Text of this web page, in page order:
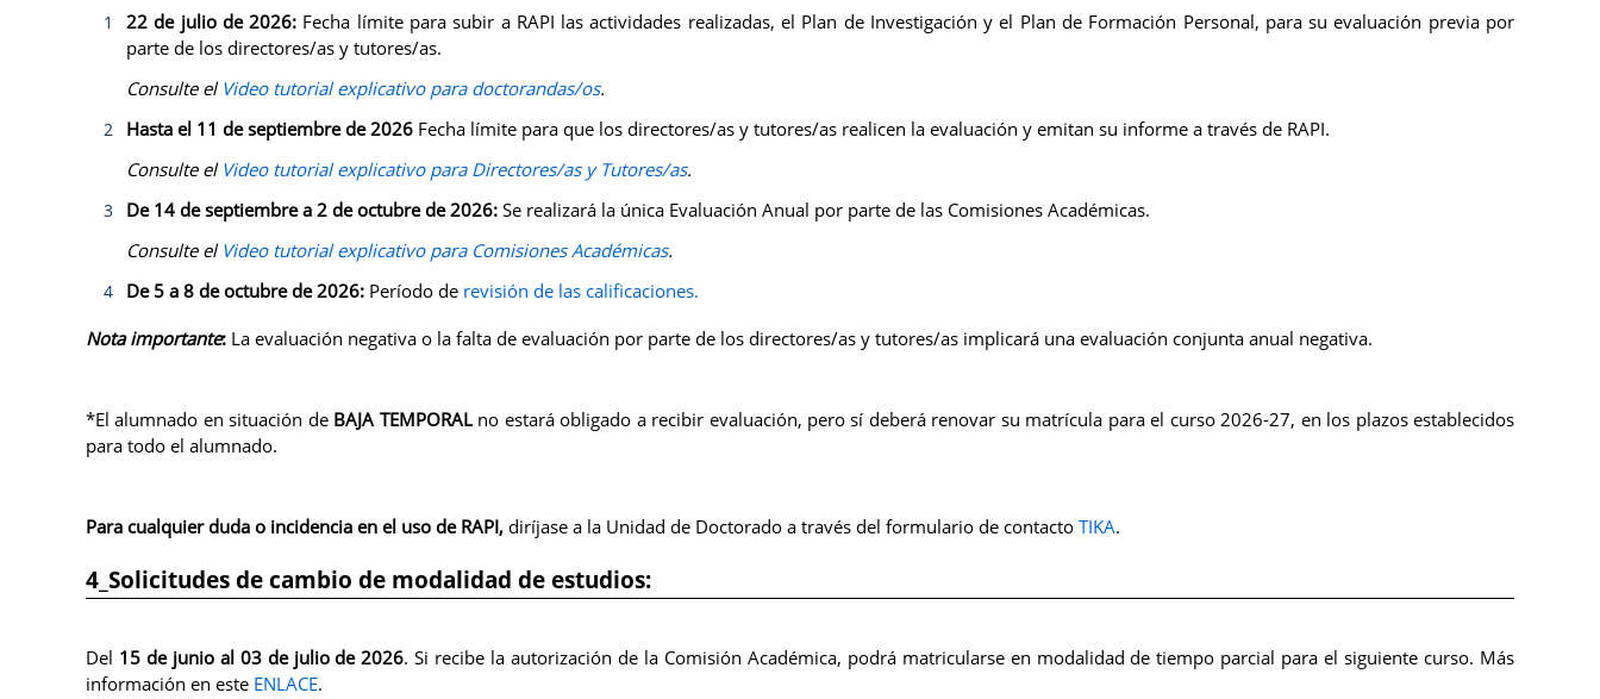
22 de julio de 2026: Fecha límite para subir a RAPI las actividades realizadas, el Plan de Investigación y el Plan de Formación Personal, para su evaluación previa por
parte de los directores/as y tutores/as.
Consulte el Video tutorial explicativo para doctorandas/os.
Hasta el 11 de septiembre de 2026 Fecha límite para que los directores/as y tutores/as realicen la evaluación y emitan su informe a través de RAPI.
Consulte el Video tutorial explicativo para Directores/as y Tutores/as.
De 14 de septiembre a 2 de octubre de 2026: Se realizará la única Evaluación Anual por parte de las Comisiones Académicas.
Consulte el Video tutorial explicativo para Comisiones Académicas.
De 5 a 8 de octubre de 2026: Período de revisión de las calificaciones.
Nota importante: La evaluación negativa o la falta de evaluación por parte de los directores/as y tutores/as implicará una evaluación conjunta anual negativa.
*El alumnado en situación de BAJA TEMPORALno estará obligado a recibir evaluación, pero sí deberá renovar su matrícula para el curso 2026-27, en los plazos establecidos
para todo el alumnado.
Para cualquier duda o incidencia en el uso de RAPI, diríjase a la Unidad de Doctorado a través del formulario de contacto TIKA.
4_Solicitudes de cambio de modalidad de estudios:
Del 15 de junio al 03 de julio de 2026. Si recibe la autorización de la Comisión Académica, podrá matricularse en modalidad de tiempo parcial para el siguiente curso. Más
información en este ENLACE.